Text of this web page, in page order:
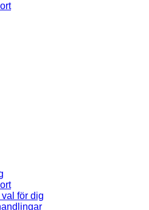
för dig